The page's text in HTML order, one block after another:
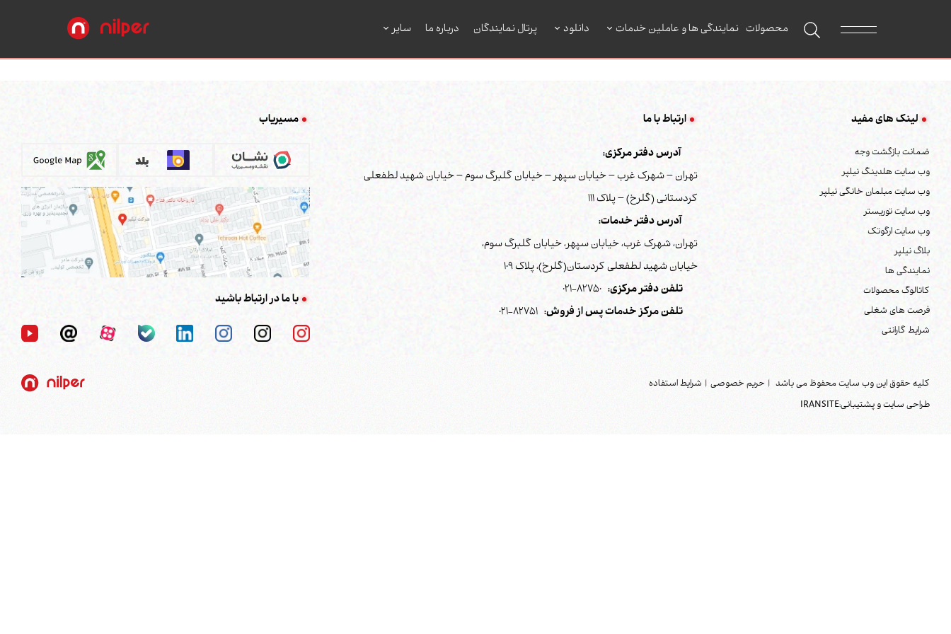
محصولات نمایندگی ها و عاملین خدمات دانلود پرتال نمایندگان درباره ما سایر
لینک های مفید
ضمانت بازگشت وجه
وب سایت هلدینگ نیلپر
وب سایت مبلمان خانگی نیلپر
وب سایت توریستر
وب سایت ارگوتک
بلاگ نیلپر
نمایندگی ها
کاتالوگ محصولات
فرصت های شغلی
شرایط گارانتی
ارتباط با ما
آدرس دفتر مرکزی:
تهران – شهرک غرب – خیابان سپهر – خیابان گلبرگ سوم – خیابان شهید لطفعلی
کردستانی (گلرخ) – پلاک 111
آدرس دفتر خدمات:
تهران، شهرک غرب، خیابان سپهر، خیابان گلبرگ سوم،
خیابان شهید لطفعلی کردستان(گلرخ)، پلاک 109
تلفن دفتر مرکزی:82750-021
تلفن مرکز خدمات پس از فروش:82751-021
مسیریاب
با ما در ارتباط باشید
کلیه حقوق این وب سایت محفوظ می باشد | حریم خصوصی | شرایط استفاده
طراحی سایت و پشتیبانی:IRANSITE